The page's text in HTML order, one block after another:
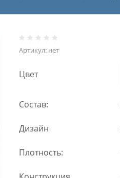
Артикул: нет
Цвет
Состав:
Дизайн
Плотность: